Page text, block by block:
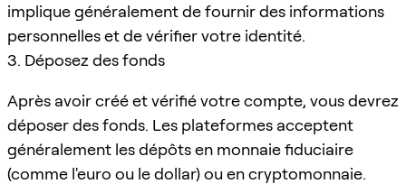
implique généralement de fournir des informations
personnelles et de vérifier votre identité.
3. Déposez des fonds
Après avoir créé et vérifié votre compte, vous devrez
déposer des fonds. Les plateformes acceptent
généralement les dépôts en monnaie fiduciaire
(comme l'euro ou le dollar) ou en cryptomonnaie.